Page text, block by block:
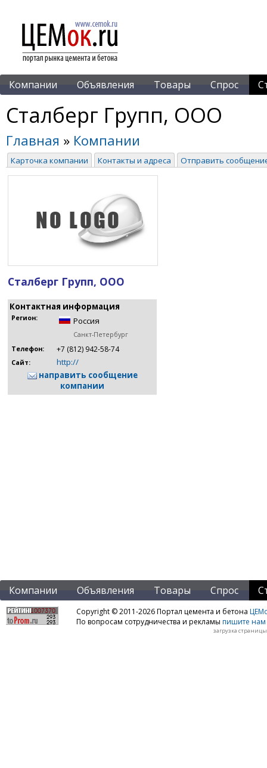
Компании Объявления Товары Спрос
Сталберг Групп, ООО
Главная » Компании
Карточка компании Контакты и адреса Отправить
Сталберг Групп, ООО
Контактная информация
Регион: Россия
Санкт-Петербург
Телефон:
+7 (812) 942-58-74
Сайт:
http://
направить сообщение
компании
Компании Объявления Товары Спрос
Copyright © 2011-2026 Портал цемента и бетона
По вопросам сотрудничества и рекламы пишите нам
загрузка